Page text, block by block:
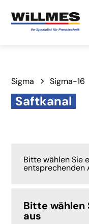
Sigma Sigma-16
Saftkanal
Bitte wählen Sie
entsprechenden
Bitte wählen
aus